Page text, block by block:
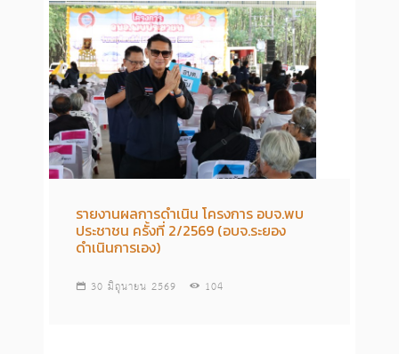
รายงานผลการดำเนิน โครงการ อบจ.พบ
ประชาชน ครั้งที่ 2/2569 (อบจ.ระยอง
ดำเนินการเอง)
30 มิถุนายน 2569 104